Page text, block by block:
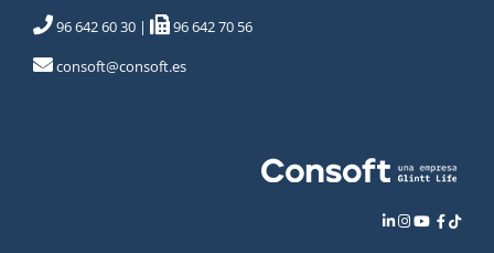
96 642 60 30 |
96 642 70 56
consoft@consoft.es